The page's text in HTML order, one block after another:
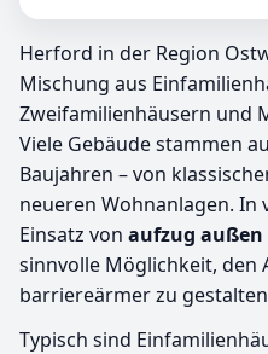
Herford in der Region
Mischung aus
Zweifamilienhäusern und
Viele Gebäude stammen
Baujahren – von
neueren Wohnanlagen. In
Einsatz von aufzug
sinnvolle Möglichkeit,
barriereärmer zu
Typisch sind